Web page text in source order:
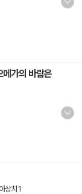
가의 바람은
상치 1